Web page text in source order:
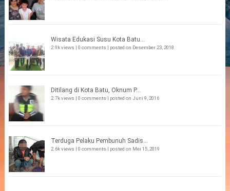
Wisata Edukasi Susu Kota Batu...
2.9k views 0 comments posted on Desember 23, 2018
Ditilang di Kota Batu, Oknum P...
2.7k views 0 comments posted on Juni 9, 2016
Terduga Pelaku Pembunuh Sadis...
2.6k views 0 comments posted on Mei 15, 2019